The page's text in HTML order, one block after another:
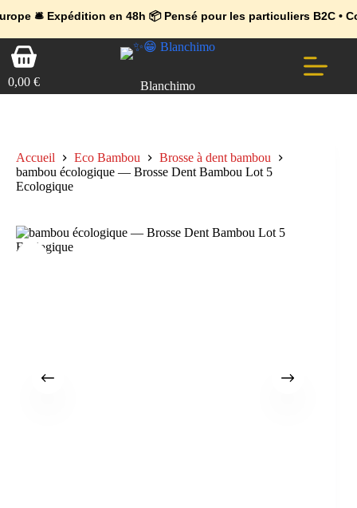
🛎️Expédition en 48h 📦 Pensé pour les particuliers B2C •
🔥 Déjà adopté par les pros 👉 Passez en Espace Pro B2B 📦
💼 Offres réservées aux professionnels 🚀 Rejoignez l’Espace Pro
PasserPanier
d’achat
0,00 € Blanchimo
Accueil Eco Bambou
Brosse à dent bambou
bambou écologique — Brosse Dent Bambou Lot 5
Ecologique